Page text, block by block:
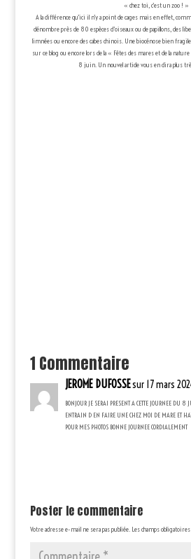
« chez toi, c’est un zoo ! »
A la différence qu’ici il n’y a point de cages mais en effet,
dénombre près de 80 espèces d’oiseaux ou de papillons, des
limnées ou encore des cabes chinois. Une biocénose bien
sur ce blog ou encore lors de la « Fêtes des mares et de la
8 juin. Un nouvel article vous en dira plus
1 Commentaire
JEROME DUFOSSEsur 17 mars
BONJOUR JE SERAI PRESENT A CETTE JOURNEE DU
ENTRAIN D EN FAIRE UNE CHEZ MOI DE MARE ET
POUR MES PHOTOS BONNE JOURNEE CORDIALEMENT
Poster le commentaire
Votre adresse e-mail ne sera pas publiée. Les champs